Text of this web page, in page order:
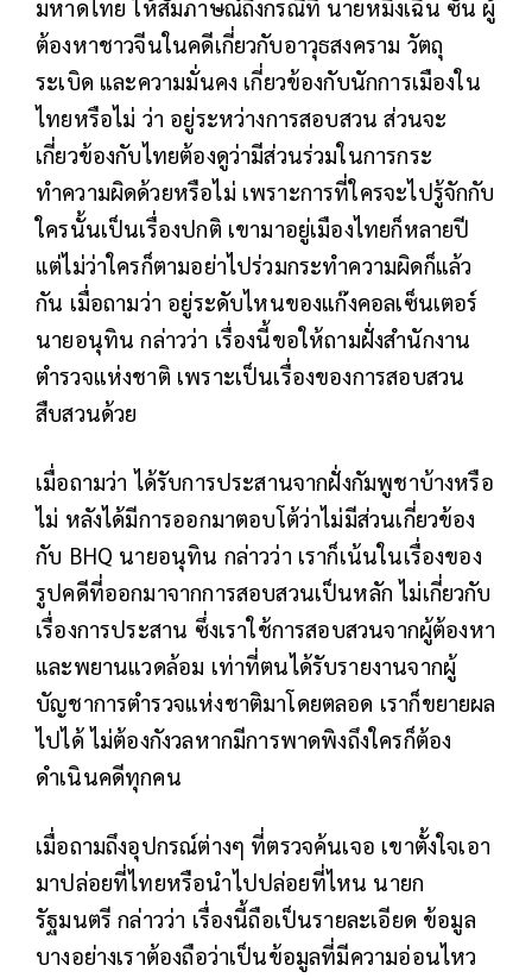
มหาดไทย ให้สัมภาษณ์ถึงกรณีที่ นายหมิงเฉิน ซัน ผู้
ต้องหาชาวจีนในคดีเกี่ยวกับอาวุธสงคราม วัตถุ
ระเบิด และความมั่นคง เกี่ยวข้องกับนักการเมืองใน
ไทยหรือไม่ ว่า อยู่ระหว่างการสอบสวน ส่วนจะ
เกี่ยวข้องกับไทยต้องดูว่ามีส่วนร่วมในการกระ
ทำความผิดด้วยหรือไม่ เพราะการที่ใครจะไปรู้จักกับ
ใครนั้นเป็นเรื่องปกติ เขามาอยู่เมืองไทยก็หลายปี
แต่ไม่ว่าใครก็ตามอย่าไปร่วมกระทำความผิดก็แล้ว
กัน เมื่อถามว่า อยู่ระดับไหนของแก๊งคอลเซ็นเตอร์
นายอนุทิน กล่าวว่า เรื่องนี้ขอให้ถามฝั่งสำนักงาน
ตำรวจแห่งชาติ เพราะเป็นเรื่องของการสอบสวน
สืบสวนด้วย
เมื่อถามว่า ได้รับการประสานจากฝั่งกัมพูชาบ้างหรือ
ไม่ หลังได้มีการออกมาตอบโต้ว่าไม่มีส่วนเกี่ยวข้อง
กับ BHQ นายอนุทิน กล่าวว่า เราก็เน้นในเรื่องของ
รูปคดีที่ออกมาจากการสอบสวนเป็นหลัก ไม่เกี่ยวกับ
เรื่องการประสาน ซึ่งเราใช้การสอบสวนจากผู้ต้องหา
และพยานแวดล้อม เท่าที่ตนได้รับรายงานจากผู้
บัญชาการตำรวจแห่งชาติมาโดยตลอด เราก็ขยายผล
ไปได้ ไม่ต้องกังวลหากมีการพาดพิงถึงใครก็ต้อง
ดำเนินคดีทุกคน
เมื่อถามถึงอุปกรณ์ต่างๆ ที่ตรวจค้นเจอ เขาตั้งใจเอา
มาปล่อยที่ไทยหรือนำไปปล่อยที่ไหน นายก
รัฐมนตรี กล่าวว่า เรื่องนี้ถือเป็นรายละเอียด ข้อมูล
บางอย่างเราต้องถือว่าเป็นข้อมูลที่มีความอ่อนไหว